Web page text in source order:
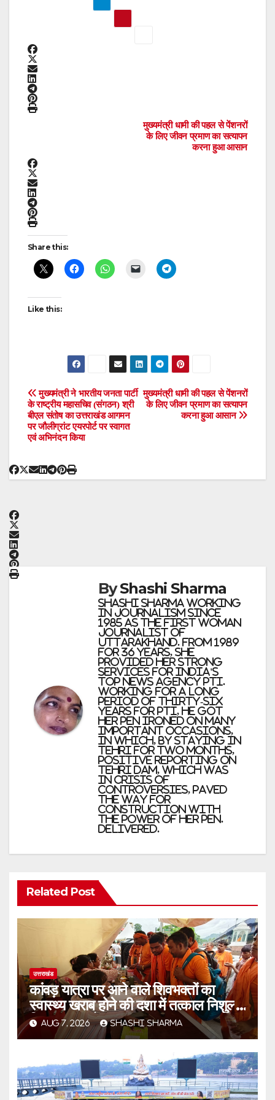
navigation
मुख्यमंत्री धामी की पहल से पेंशनरों
के लिए जीवन प्रमाण का सत्यापन
करना हुआ आसान
Share this:
Like this:
Post
navigation
मुख्यमंत्री धामी की पहल से पेंशनरों
के लिए जीवन प्रमाण का सत्यापन
करना हुआ आसान
मुख्यमंत्री ने भारतीय जनता पार्टी
के राष्ट्रीय महासचिव (संगठन) श्री
बीएल संतोष का उत्तराखंड आगमन
पर जौलीग्रांट एयरपोर्ट पर स्वागत
एवं अभिनंदन किया
ByShashi Sharma
Shashi Sharma Working
in journalism since
1985 as the first woman
journalist of
Uttarakhand. From 1989
for 36 years, she
provided her strong
services for India's
top news agency PTI.
Working for a long
period of thirty-six
years for PTI, he got
her pen ironed on many
important occasions,
in which, by staying in
Tehri for two months,
positive reporting on
Tehri Dam, which was
in crisis of
controversies, paved
the way for
construction with
the power of her pen.
Delivered.
Related Post
उत्तराखंड
कांवड़ यात्रा पर आने वाले शिवभक्तों का
स्वास्थ्य खराब होने की दशा में तत्काल निशुल्क
किया जा रहा है उपचार
AUG 7, 2026 SHASHI SHARMA